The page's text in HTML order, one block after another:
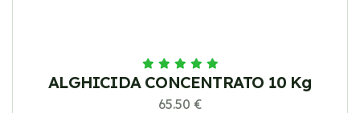
ALGHICIDA CONCENTRATO 10 Kg
65.50 €